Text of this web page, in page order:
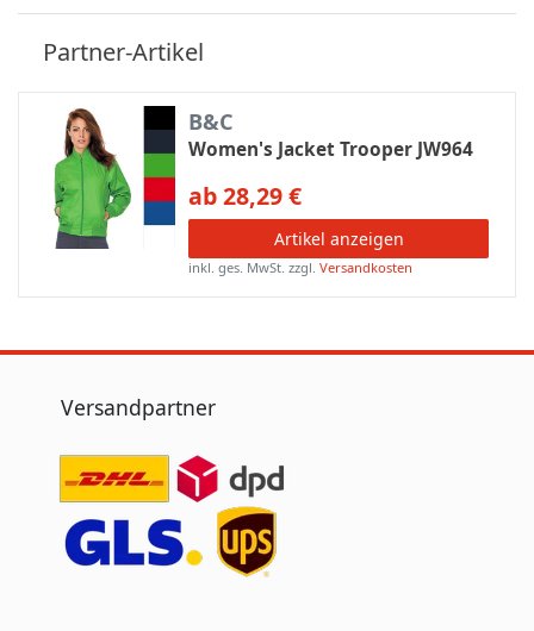
Partner-Artikel
B&C
Women's Jacket Trooper JW964
ab 28,29 €
Artikel anzeigen
inkl. ges. MwSt. zzgl.Versandkosten
Versandpartner